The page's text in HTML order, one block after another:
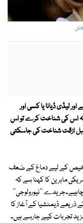
ڈیانا یا کسی اور
کہ اس کی شناخت کرے تو اس
ازقت شناخت کی جاسکتی
کے لیے دماغ کے ضعف
ماہرین کا کہنا ہے کہ
''نیورولوجی''
ڈیمنشیا کے آغاز کا
تجربات کیے جارہے ہیں۔